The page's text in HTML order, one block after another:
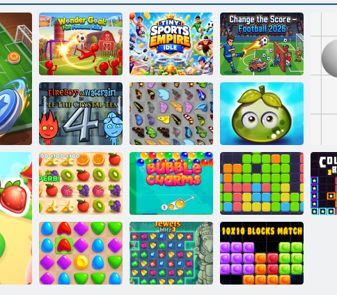
Harika Gol:
Eğlenceli Futbol
Vuruşu
Minik Spor
İmparatorluğu
Boşta
Skoru Değiştir
— Futbol 2026
Ateş ve Su 4 Kelebek Kyodai
Macera sulu
meyveler
Sulu çizgi
Kabarcık
Charms
Onbir onbir